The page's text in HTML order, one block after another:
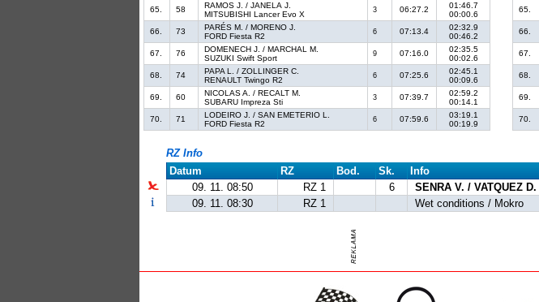
65.
58
RAMOS J. / JANELA J.
MITSUBISHI Lancer Evo X
3 06:27.2
01:46.7
00:00.6
66.
73
PARÉS M. / MORENO J.
FORD Fiesta R2
6 07:13.4
02:32.9
00:46.2
67.
76
DOMENECH J. / MARCHAL M.
SUZUKI Swift Sport
9 07:16.0
02:35.5
00:02.6
68.
74
PAPA L. / ZOLLINGER C.
RENAULT Twingo R2
6 07:25.6
02:45.1
00:09.6
69.
60
NICOLAS A. / RECALT M.
SUBARU Impreza Sti
3 07:39.7
02:59.2
00:14.1
70.
71
LODEIRO J. / SAN EMETERIO L.
FORD Fiesta R2
6 07:59.6
03:19.1
00:19.9
65.
66.
67.
68.
69.
70.
RZ Info
Datum
RZ Bod. Sk.
Info
09. 11. 08:50
RZ 1 6 SENRA V. / VATQUEZ D.
09. 11. 08:30
RZ 1 Wet conditions / Mokro